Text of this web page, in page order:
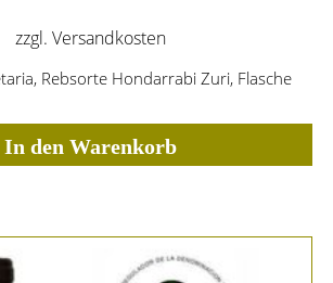
zzgl. Versandkosten
Rebsorte Hondarrabi Zuri, Flasche
In den Warenkorb